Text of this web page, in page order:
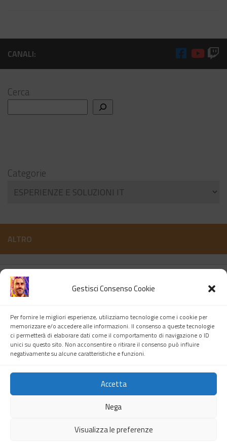
Gestisci Consenso Cookie
Per fornire le migliori esperienze, utilizziamo tecnologie come i cookie per
memorizzare e/o accedere alle informazioni. Il consenso a queste tecnologie
ci permetterà di elaborare dati come il comportamento di navigazione o ID
unici su questo sito. Non acconsentire o ritirare il consenso può influire
negativamente su alcune caratteristiche e funzioni.
Accetta
Nega
Visualizza le preferenze
CANALI:
Cerca
Categorie
ALTRO
Pisandri Pierino.